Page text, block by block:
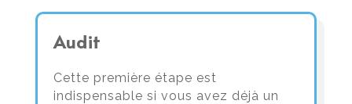
Audit
Cette première étape est
indispensable si vous avez déjà un